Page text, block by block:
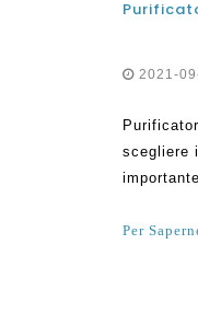
2021-
scegliere
Olasti è
Per